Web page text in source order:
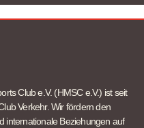
Club e.V. (HMSC e.V.) ist seit
Verkehr. Wir fördern den
internationale Beziehungen auf